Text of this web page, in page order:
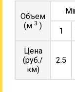
Объем
(м 3 )
1
Цена
(руб./
км)
2.5